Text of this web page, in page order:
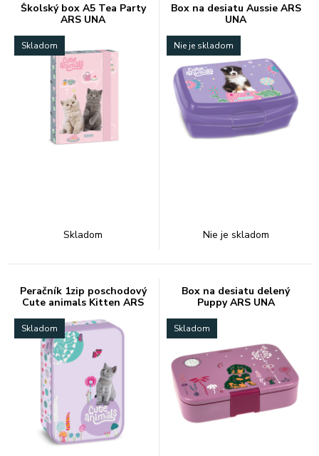
Školský box A5 Tea Party
ARS UNA
Skladom
Skladom
Box na desiatu Aussie ARS
UNA
Nie je skladom
Nie je skladom
Peračník 1zip poschodový
Cute animals Kitten ARS
Skladom
Box na desiatu delený
Puppy ARS UNA
Skladom